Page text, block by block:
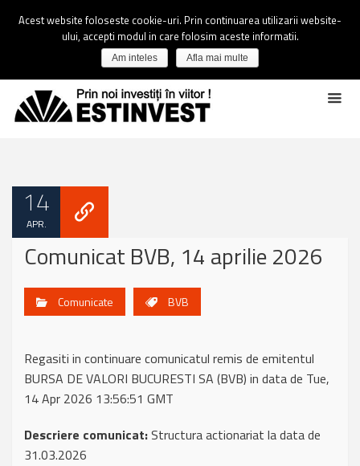
14
APR.
Comunicat BVB, 14 aprilie 2026
Comunicate BVB
Regasiti in continuare comunicatul remis de emitentul
BURSA DE VALORI BUCURESTI SA (BVB) in data de Tue,
14 Apr 2026 13:56:51 GMT
Descriere comunicat:Structura actionariat la data de
31.03.2026
Acest website foloseste cookie-uri. Prin continuarea utilizarii website-
ului, accepti modul in care folosim aceste informatii.
Am inteles Afla mai multe